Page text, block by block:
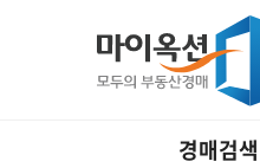
경매검색